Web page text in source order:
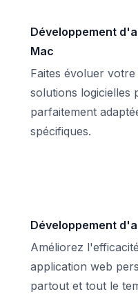
Développement
Mac
Faites évoluer
solutions logicielles
parfaitement
spécifiques.
Développement
Améliorez
application web
partout et tout le